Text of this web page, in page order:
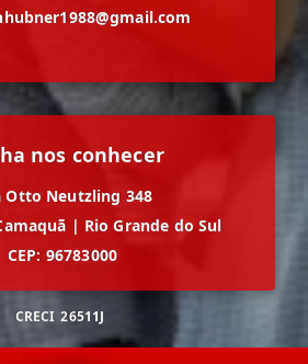
nos conhecer
Otto Neutzling 348
| Rio Grande do Sul
CEP: 96783000
CRECI 26511J